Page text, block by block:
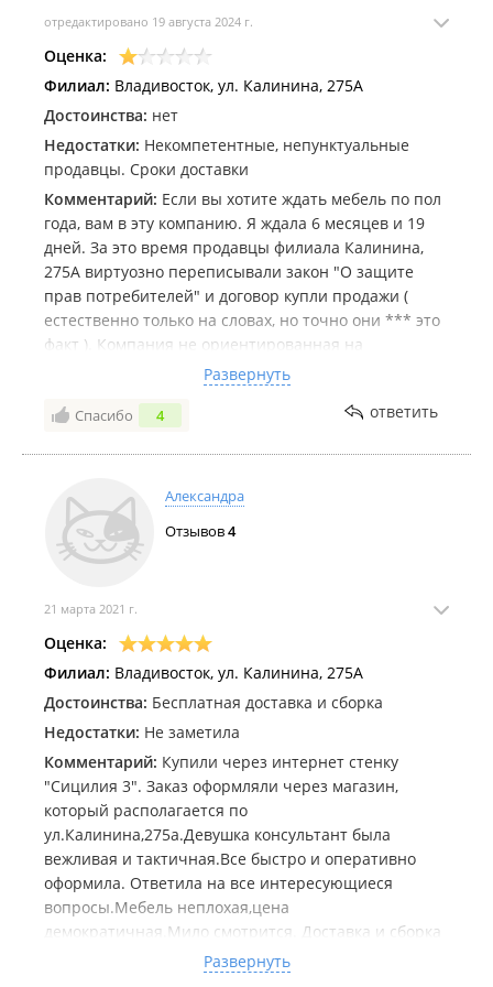
и выдумки, общение через губу. Общение
голосовыми сообщениями в которых четко слышны
пренебрежение и презрение тоже считаю
недопустимым.
Имеют ли ваши менеджеры полномочия принимать
подобные решения и сходу отказывать покупателям
или это просто синдром вахтёра? Хочется увидеть
официальный ответ компании по этой ситуации.
отредактировано 19 августа 2024 г.
Оценка:
Филиал: Владивосток, ул. Калинина, 275А
Достоинства: нет
Недостатки: Некомпетентные, непунктуальные
продавцы. Сроки доставки
Комментарий: Если вы хотите ждать мебель по пол
года, вам в эту компанию. Я ждала 6 месяцев и 19
дней. За это время продавцы филиала Калинина,
275А виртуозно переписывали закон "О защите
прав потребителей" и договор купли продажи (
естественно только на словах, но точно они *** это
факт ). Компания не ориентированная на
покупателя. Низшая ценовая категория на всё
мебель, качество товара, обслуживание. Не
рекомендую !
Развернуть
Спасибо 4 ответить
Александра
Отзывов4
21 марта 2021 г.
Оценка:
Филиал: Владивосток, ул. Калинина, 275А
Достоинства: Бесплатная доставка и сборка
Недостатки: Не заметила
Комментарий: Купили через интернет стенку
"Сицилия 3". Заказ оформляли через магазин,
который располагается по
ул.Калинина,275а.Девушка консультант была
вежливая и тактичная.Все быстро и оперативно
оформила. Ответила на все интересующиеся
вопросы.Мебель неплохая,цена
демократичная.Мило смотрится. Доставка и сборка
бесплатная.Все было оговорено на определённый
день и были все условия выполнены. Только идёт
Развернуть